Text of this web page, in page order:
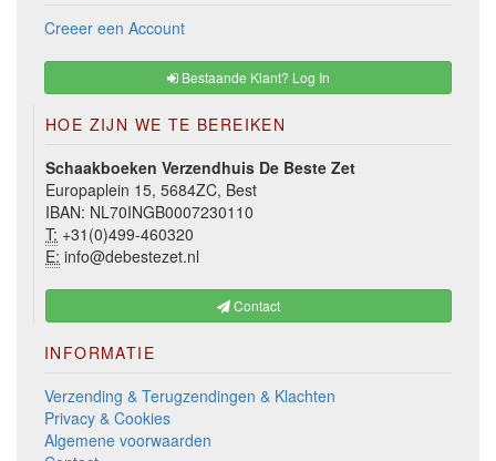
Creeer een Account
Bestaande Klant? Log In
HOE ZIJN WE TE BEREIKEN
Schaakboeken Verzendhuis De Beste Zet
Europaplein 15, 5684ZC, Best
IBAN: NL70INGB0007230110
T: +31(0)499-460320
E: info@debestezet.nl
Contact
INFORMATIE
Verzending & Terugzendingen & Klachten
Privacy & Cookies
Algemene voorwaarden